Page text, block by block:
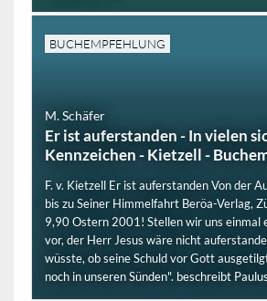
BUCHEMPFEHLUNG
M. Schäfer
Er ist auferstanden - In vielen
Kennzeichen - Kietzell -
F. v. Kietzell Er ist auferstanden Von der
bis zu Seiner Himmelfahrt Beröa-Verlag,
9,90 Ostern 2001! Stellen wir uns einmal
vor, der Herr Jesus wäre nicht
wüsste, ob seine Schuld vor Gott
noch in unseren Sünden". beschreibt